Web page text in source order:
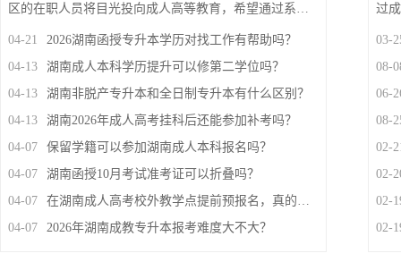
区的在职人员将目光投向成人高等教育，希望通过系统
与生活安排，不少潜在考生最关心的问题并非“要不要
报名窗口，就意味着整个提升计划被迫延后。那么，
2026年湖南成教本科学历提升何时能报名呢？带着这一
04-21
2026湖南函授专升本学历对找工作有帮助吗？
04-13
湖南成人本科学历提升可以修第二学位吗？
04-13
湖南非脱产专升本和全日制专升本有什么区别？
04-13
湖南2026年成人高考挂科后还能参加补考吗？
04-07
保留学籍可以参加湖南成人本科报名吗？
04-07
湖南函授10月考试准考证可以折叠吗？
04-07
在湖南成人高考校外教学点提前预报名，真的有必要吗？
04-07
2026年湖南成教专升本报考难度大不大？
过
会
定
法
03-
08-
06-
08-
02-
02-
02-
02-